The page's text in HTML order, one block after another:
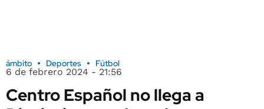
ámbito Deportes Fútbol
6 de febrero 2024 - 21:56
Centro Español no llega a